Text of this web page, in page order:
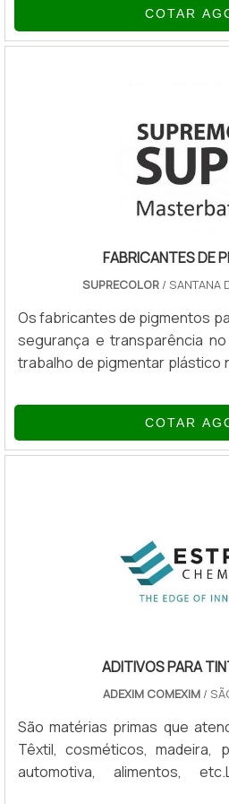
benefícios para quem faz o
exemplos: Maior resistência
essencial que superfície q.
COTAR
FABRICANTES DE
SUPRECOLOR/ SANTANA
Os fabricantes de pigmentos
segurança e transparência
trabalho de pigmentar plástico
nesse procedimento.
plástico – tanto
produto, de fato – é um ato
COTAR
ADITIVOS PARA
ADEXIM COMEXIM/
São matérias primas que
Têxtil, cosméticos, madeira,
automotiva, alimentos,